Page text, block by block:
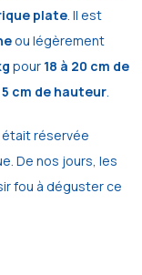
plate. Il est
ou légèrement
pour 18 à 20 cm de
5 cm de hauteur.
était réservée
De nos jours, les
fou à déguster ce